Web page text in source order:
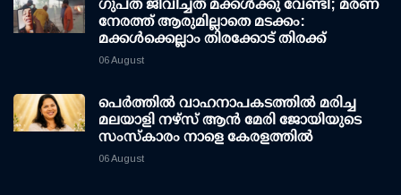
ഗുപ്ത ജീവിച്ചത് മക്കള്‍ക്കു വേണ്ടി; മരണ
നേരത്ത് ആരുമില്ലാതെ മടക്കം:
മക്കള്‍ക്കെല്ലാം തിരക്കോട് തിരക്ക്
06 August
പെർത്തിൽ വാഹനാപകടത്തിൽ മരിച്ച
മലയാളി നഴ്സ് ആൻ മേരി ജോയിയുടെ
സംസ്കാരം നാളെ കേരളത്തിൽ
06 August